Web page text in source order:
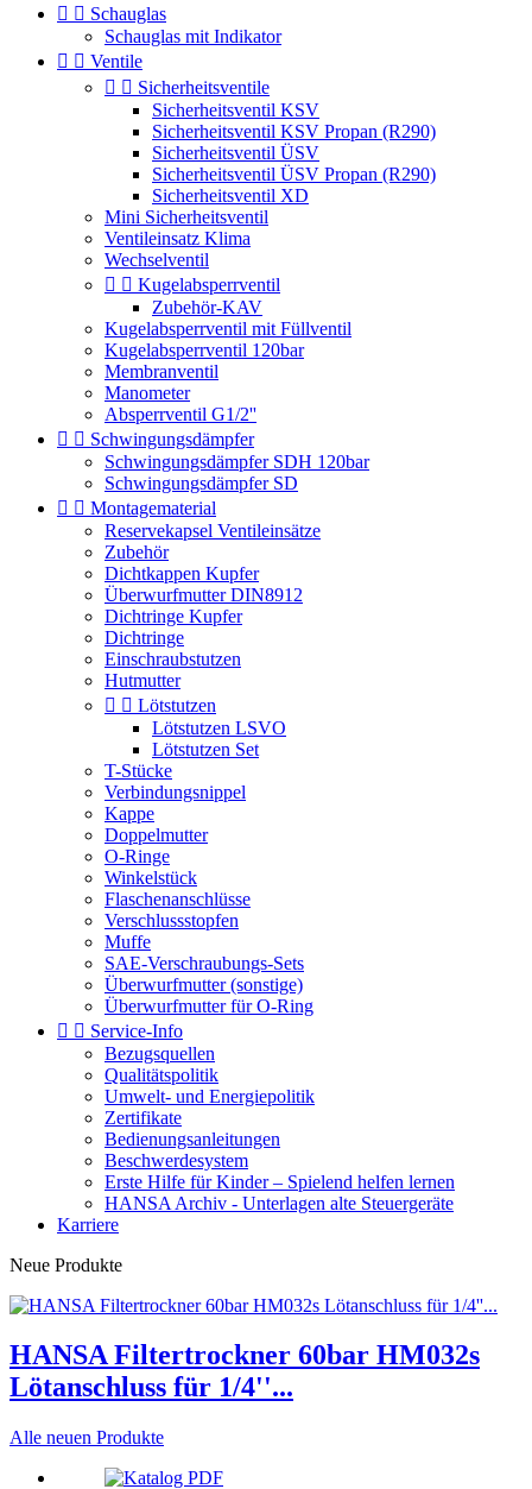
  Schauglas
Schauglas mit Indikator
  Ventile
  Sicherheitsventile
Sicherheitsventil KSV
Sicherheitsventil KSV Propan (R290)
Sicherheitsventil ÜSV
Sicherheitsventil ÜSV Propan (R290)
Sicherheitsventil XD
Mini Sicherheitsventil
Ventileinsatz Klima
Wechselventil
  Kugelabsperrventil
Zubehör-KAV
Kugelabsperrventil mit Füllventil
Kugelabsperrventil 120bar
Membranventil
Manometer
Absperrventil G1/2''
  Schwingungsdämpfer
Schwingungsdämpfer SDH 120bar
Schwingungsdämpfer SD
  Montagematerial
Reservekapsel Ventileinsätze
Zubehör
Dichtkappen Kupfer
Überwurfmutter DIN8912
Dichtringe Kupfer
Dichtringe
Einschraubstutzen
Hutmutter
  Lötstutzen
Lötstutzen LSVO
Lötstutzen Set
T-Stücke
Verbindungsnippel
Kappe
Doppelmutter
O-Ringe
Winkelstück
Flaschenanschlüsse
Verschlussstopfen
Muffe
SAE-Verschraubungs-Sets
Überwurfmutter (sonstige)
Überwurfmutter für O-Ring
  Service-Info
Bezugsquellen
Qualitätspolitik
Umwelt- und Energiepolitik
Zertifikate
Bedienungsanleitungen
Beschwerdesystem
Erste Hilfe für Kinder – Spielend helfen lernen
HANSA Archiv - Unterlagen alte Steuergeräte
Karriere
Neue Produkte
HANSA Filtertrockner 60bar HM032s
Lötanschluss für 1/4''...
Alle neuen Produkte